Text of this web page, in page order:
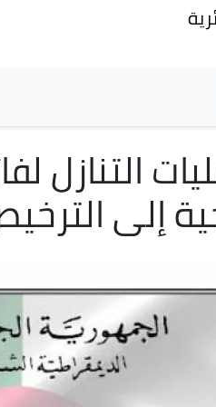
التنازل
إلى